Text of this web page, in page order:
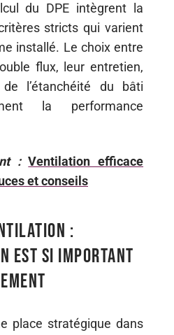
du DPE intègrent la
stricts qui varient
installé. Le choix entre
flux, leur entretien,
l’étanchéité du bâti
la performance
: Ventilation efficace
et conseils
:
est si important
place stratégique dans